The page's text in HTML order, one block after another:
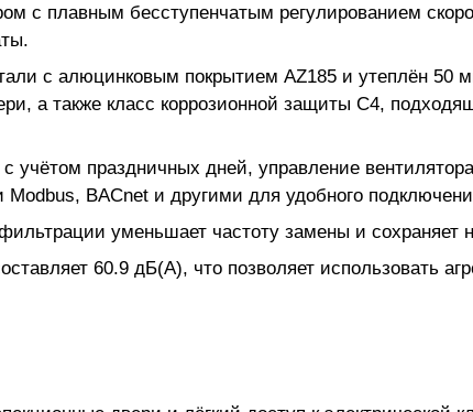
с плавным бесступенчатым регулированием
с алюцинковым покрытием AZ185 и утеплён
а также класс коррозионной защиты C4,
учётом праздничных дней, управление
BACnet и другими для удобного
уменьшает частоту замены и сохраняет
60.9 дБ(А), что позволяет использовать